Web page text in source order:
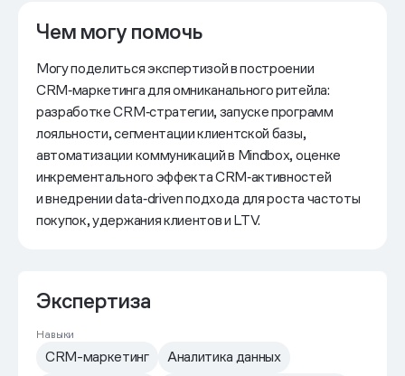
Чем могу помочь
Могу поделиться экспертизой в построении
CRM‑маркетинга для омниканального ритейла:
разработке CRM‑стратегии, запуске программ
лояльности, сегментации клиентской базы,
автоматизации коммуникаций в Mindbox, оценке
инкрементального эффекта CRM‑активностей
и внедрении data‑driven подхода для роста частоты
покупок, удержания клиентов и LTV.
Экспертиза
Навыки
CRM-маркетинг
Аналитика данных